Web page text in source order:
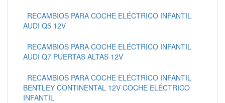
RECAMBIOS PARA COCHE ELÉCTRICO INFANTIL
AUDI Q5 12V
RECAMBIOS PARA COCHE ELÉCTRICO INFANTIL
AUDI Q7 PUERTAS ALTAS 12V
RECAMBIOS PARA COCHE ELÉCTRICO INFANTIL
BENTLEY CONTINENTAL 12V COCHE ELÉCTRICO
INFANTIL